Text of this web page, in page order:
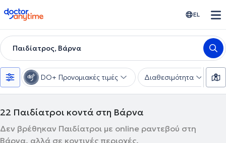
doctoranytime EL
Παιδίατρος, Βάρνα
DO+ Προνομιακές τιμές Διαθεσιμότητα
22 Παιδίατροι κοντά στη Βάρνα
Δεν βρέθηκαν Παιδίατροι με online ραντεβού στη
Βάρνα, αλλά σε κοντινές περιοχές.